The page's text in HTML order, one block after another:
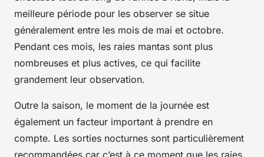
meilleure période pour les observer se situe
généralement entre les mois de mai et octobre.
Pendant ces mois, les raies mantas sont plus
nombreuses et plus actives, ce qui facilite
grandement leur observation.
Outre la saison, le moment de la journée est
également un facteur important à prendre en
compte. Les sorties nocturnes sont particulièrement